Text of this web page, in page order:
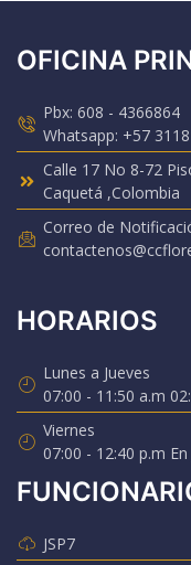
OFICINA
Pbx: 608 - 4366864
Whatsapp: +57
Calle 17 No 8-72
Caquetá ,Colombia
Correo de
HORARIOS
Lunes a Jueves
07:00 - 11:50 a.m
Viernes
07:00 - 12:40 p.m
JSP7